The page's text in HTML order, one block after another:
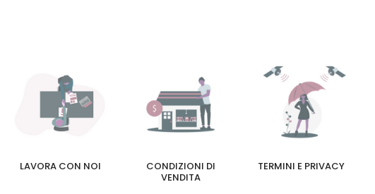
LAVORA CON NOI
CONDIZIONI DI
VENDITA
TERMINI E PRIVACY